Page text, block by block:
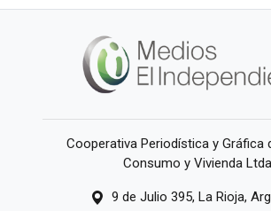
Cooperativa Periodística y Gráfica
Consumo y Vivienda
9 de Julio 395, La Rioja,